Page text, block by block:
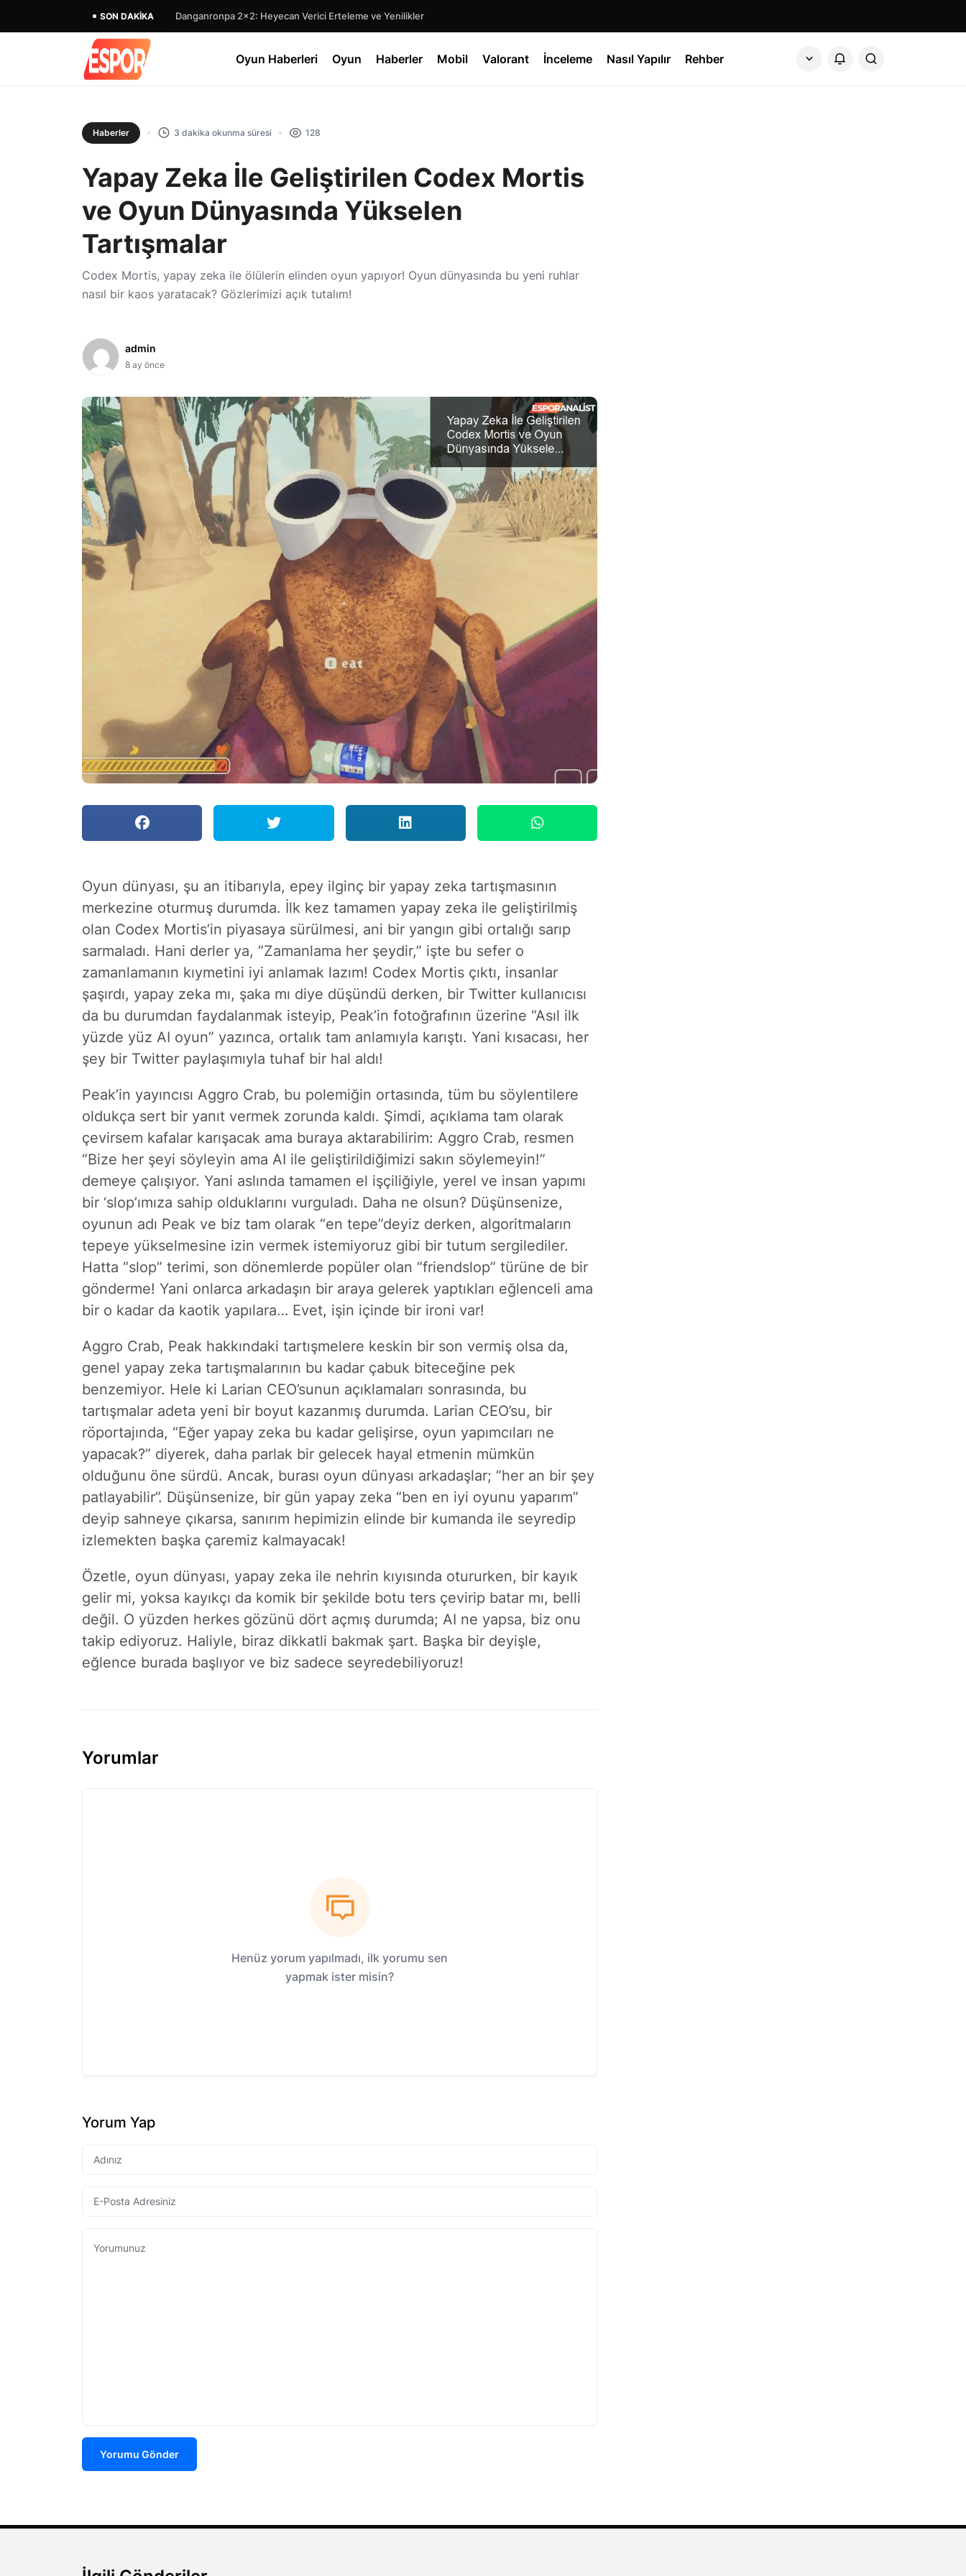
SON DAKIKA Danganronpa 2×2: Heyecan Verici Erteleme ve Yenilikler
Oyun Haberleri Oyun Haberler Mobil Valorant İnceleme Nasıl Yapılır Rehber
Haberler 3 dakika okunma süresi 128
Yapay Zeka İle Geliştirilen Codex Mortis
ve Oyun Dünyasında Yükselen
Tartışmalar
Codex Mortis, yapay zeka ile ölülerin elinden oyun yapıyor! Oyun dünyasında bu yeni ruhlar
nasıl bir kaos yaratacak? Gözlerimizi açık tutalım!
admin
8 ay önce
Oyun dünyası, şu an itibarıyla, epey ilginç bir yapay zeka tartışmasının
merkezine oturmuş durumda. İlk kez tamamen yapay zeka ile geliştirilmiş
olan Codex Mortis’in piyasaya sürülmesi, ani bir yangın gibi ortalığı sarıp
sarmaladı. Hani derler ya, “Zamanlama her şeydir,” işte bu sefer o
zamanlamanın kıymetini iyi anlamak lazım! Codex Mortis çıktı, insanlar
şaşırdı, yapay zeka mı, şaka mı diye düşündü derken, bir Twitter kullanıcısı
da bu durumdan faydalanmak isteyip, Peak’in fotoğrafının üzerine “Asıl ilk
yüzde yüz AI oyun” yazınca, ortalık tam anlamıyla karıştı. Yani kısacası, her
şey bir Twitter paylaşımıyla tuhaf bir hal aldı!
Peak’in yayıncısı Aggro Crab, bu polemiğin ortasında, tüm bu söylentilere
oldukça sert bir yanıt vermek zorunda kaldı. Şimdi, açıklama tam olarak
çevirsem kafalar karışacak ama buraya aktarabilirim: Aggro Crab, resmen
“Bize her şeyi söyleyin ama AI ile geliştirildiğimizi sakın söylemeyin!”
demeye çalışıyor. Yani aslında tamamen el işçiliğiyle, yerel ve insan yapımı
bir ‘slop’ımıza sahip olduklarını vurguladı. Daha ne olsun? Düşünsenize,
oyunun adı Peak ve biz tam olarak “en tepe”deyiz derken, algoritmaların
tepeye yükselmesine izin vermek istemiyoruz gibi bir tutum sergilediler.
Hatta “slop” terimi, son dönemlerde popüler olan “friendslop” türüne de bir
gönderme! Yani onlarca arkadaşın bir araya gelerek yaptıkları eğlenceli ama
bir o kadar da kaotik yapılara… Evet, işin içinde bir ironi var!
Aggro Crab, Peak hakkındaki tartışmelere keskin bir son vermiş olsa da,
genel yapay zeka tartışmalarının bu kadar çabuk biteceğine pek
benzemiyor. Hele ki Larian CEO’sunun açıklamaları sonrasında, bu
tartışmalar adeta yeni bir boyut kazanmış durumda. Larian CEO’su, bir
röportajında, “Eğer yapay zeka bu kadar gelişirse, oyun yapımcıları ne
yapacak?” diyerek, daha parlak bir gelecek hayal etmenin mümkün
olduğunu öne sürdü. Ancak, burası oyun dünyası arkadaşlar; “her an bir şey
patlayabilir”. Düşünsenize, bir gün yapay zeka “ben en iyi oyunu yaparım”
deyip sahneye çıkarsa, sanırım hepimizin elinde bir kumanda ile seyredip
izlemekten başka çaremiz kalmayacak!
Özetle, oyun dünyası, yapay zeka ile nehrin kıyısında otururken, bir kayık
gelir mi, yoksa kayıkçı da komik bir şekilde botu ters çevirip batar mı, belli
değil. O yüzden herkes gözünü dört açmış durumda; AI ne yapsa, biz onu
takip ediyoruz. Haliyle, biraz dikkatli bakmak şart. Başka bir deyişle,
eğlence burada başlıyor ve biz sadece seyredebiliyoruz!
Yorumlar
Henüz yorum yapılmadı, ilk yorumu sen
yapmak ister misin?
Yorum Yap
Yorumu Gönder